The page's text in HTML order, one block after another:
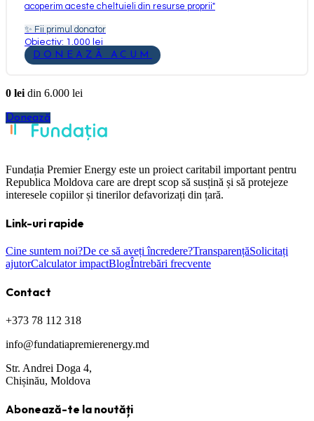
acoperim aceste cheltuieli din resurse proprii"
✨ Fii primul donator
Obiectiv: 1.000 lei
DONEAZĂ ACUM
0 lei din 6.000 lei
Donează
Fundația Premier Energy este un proiect caritabil important pentru
Republica Moldova care are drept scop să susțină și să protejeze
interesele copiilor și tinerilor defavorizați din țară.
Link-uri rapide
Cine suntem noi?De ce să aveți încredere?TransparențăSolicitați
ajutorCalculator impactBlogÎntrebări frecvente
Contact
+373 78 112 318
info@fundatiapremierenergy.md
Str. Andrei Doga 4,
Chișinău, Moldova
Abonează-te la noutăți